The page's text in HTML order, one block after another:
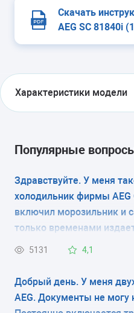
Скачать
AEG SC 81840i
Характеристики модели
холодильник с
ТИП УПРАВЛЕНИЯ
электронное
КОЛИЧЕСТВО КАМЕР
2
РАЗМЕРЫ (ШXГXВ)
55.6x54.2x176.4 см
Популярные
Здравствуйте. У меня
холодильник фирмы AEG
включил морозильник и
только временами
знаком трехульника
должно быть градусы в
холодильнике хотел
зарание спосибо большое.
5131 4,1
Добрый день. У меня
AEG. Документы не